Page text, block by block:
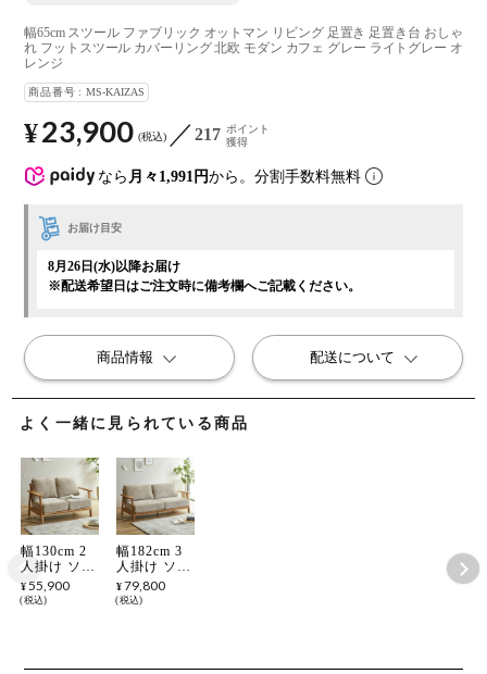
よく一緒に見られている商品
幅130cm 2
人掛け ソフ
ァ カバーリ
ング ソファ
¥ 55,900
税込
幅182cm 3
人掛け ソフ
ァ カバーリ
ング ソファ
¥79,800
税込
幅65cm スツール ファブリック オットマン リビング 足置き 足置き台 おしゃ
れ フットスツール カバーリング 北欧 モダン カフェ グレー ライトグレー オ
レンジ
商品番号 MS-KAIZAS
なら 月々1,991円から。分割手数料無料
¥23,900 税込 217 ポイント
獲得
お届け目安
8月26日(水)以降お届け
※配送希望日はご注文時に備考欄へご記載ください。
商品情報 配送について